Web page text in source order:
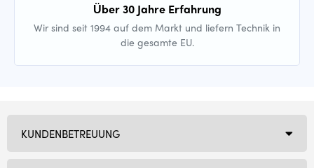
Über 30 Jahre Erfahrung
Wir sind seit 1994 auf dem Markt und liefern Technik in
die gesamte EU.
KUNDENBETREUUNG